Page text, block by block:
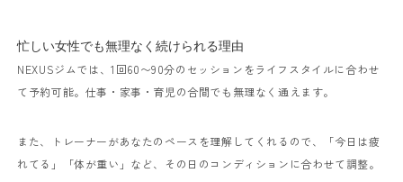
忙しい女性でも無理なく続けられる理由
NEXUSジムでは、1回60〜90分のセッションをライフスタイルに合わせ
て予約可能。 仕事・家事・育児の合間でも無理なく通えます。
また、トレーナーがあなたのペースを理解してくれるので、
「今日は疲
れてる」「体が重い」など、その日のコンディションに合わせて調整。